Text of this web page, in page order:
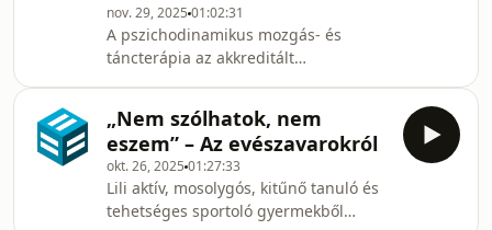
életbölcsességeket, közhelyeket és
tévhiteket vitattuk meg: jó néhány
ilyet felírtunk cédulákra, majd
egyesével kihúztuk és megbeszéltük
őket. Mive
nov. 29, 2025 01:02:31
A pszichodinamikus mozgás- és
táncterápia az akkreditált
Táncterápiás Egyesület keretein belül
lehet elsajátítani. Dr. Incze Adrienne
(pszichiáter, pszichoanalitikus
kandidátus, kiképző mozgás- és
táncpszichoterapeuta) segítségével
„Nem szólhatok, nem
eszem” – Az evészavarokról
okt. 26, 2025 01:27:33
Lili aktív, mosolygós, kitűnő tanuló és
tehetséges sportoló gyermekből